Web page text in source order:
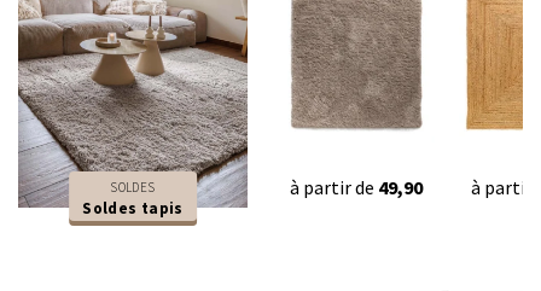
SOLDES
Soldes tapis
à partir de 49,90 à partir